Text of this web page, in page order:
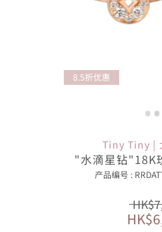
8.5折优惠
Tiny Tiny |
"水滴星钻"18K
产品编号 :